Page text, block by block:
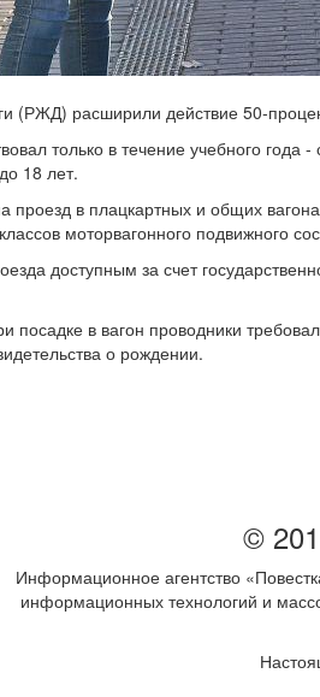
(РЖД) расширили действие 50-
только в течение учебного года
18 лет.
проезд в плацкартных и общих
моторвагонного подвижного
доступным за счет
посадке в вагон проводники
о рождении.
©
Информационное агентство
информационных технологий и